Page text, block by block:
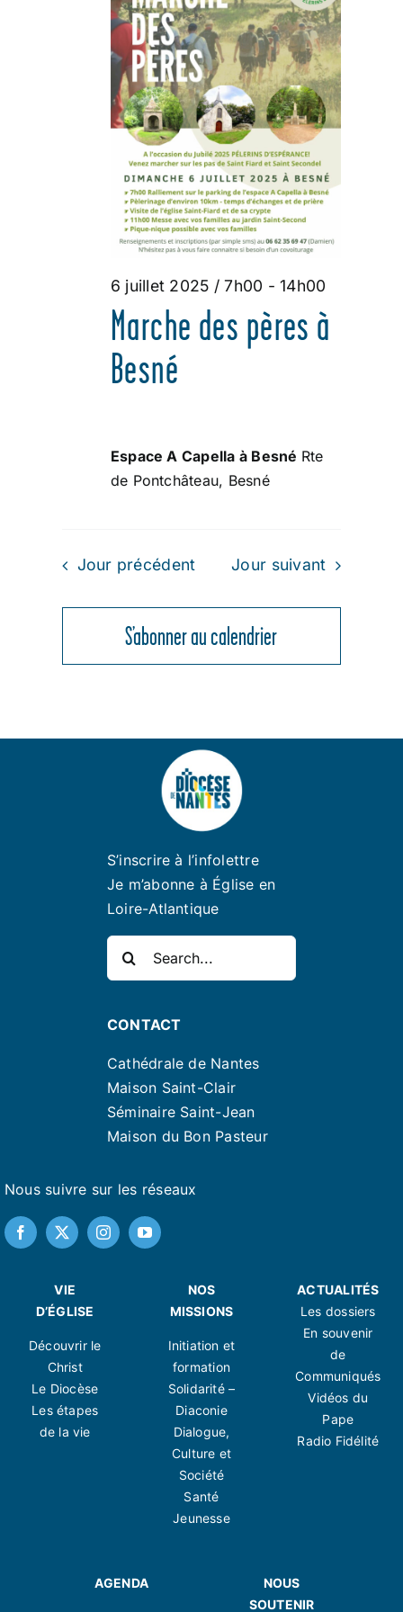
JUILLET
2025
VUES
Marche des pères à
Besné
6 juillet 2025 / 7h00 -14h00
Espace A Capella à Besné Rte
de Pontchâteau, Besné
Jour précédent Jour suivant
S’abonner au calendrier
S’inscrire à l’infolettre
Je m’abonne à Église en
Loire-Atlantique
Rechercher:
Nous suivre sur les réseaux
CONTACT
Cathédrale de Nantes
Maison Saint-Clair
Séminaire Saint-Jean
Maison du Bon Pasteur
VIE
D’ÉGLISE
Découvrir le
Christ
Le Diocèse
Les étapes
de la vie
NOS
MISSIONS
Initiation et
formation
Solidarité –
Diaconie
Dialogue,
Culture et
Société
Santé
Jeunesse
ACTUALITÉS
Les dossiers
En souvenir
de
Communiqués
Vidéos du
Pape
Radio Fidélité
AGENDA
NOUS
SOUTENIR